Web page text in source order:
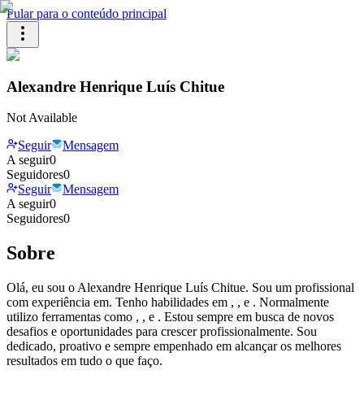
Pular para o conteúdo principal
Alexandre Henrique Luís Chitue
Not Available
Seguir
Mensagem
A seguir0
Seguidores0
Seguir
Mensagem
A seguir0
Seguidores0
Sobre
Olá, eu sou o Alexandre Henrique Luís Chitue. Sou um profissional
com experiência em. Tenho habilidades em , , e . Normalmente
utilizo ferramentas como , , e . Estou sempre em busca de novos
desafios e oportunidades para crescer profissionalmente. Sou
dedicado, proativo e sempre empenhado em alcançar os melhores
resultados em tudo o que faço.